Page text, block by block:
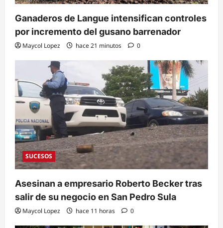
Ganaderos de Langue intensifican controles
por incremento del gusano barrenador
Maycol Lopez hace 21 minutos 0
SUCESOS
Asesinan a empresario Roberto Becker tras
salir de su negocio en San Pedro Sula
Maycol Lopez hace 11 horas 0